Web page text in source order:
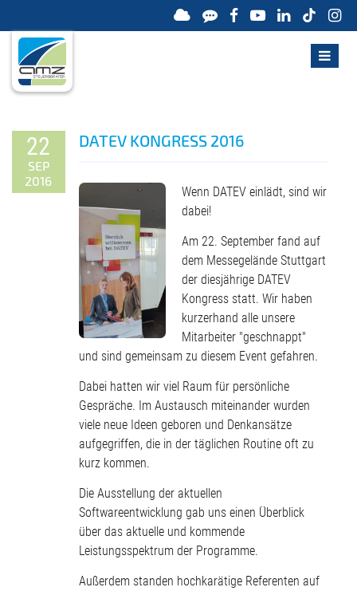
22
SEP
2016
DATEV KONGRESS 2016
Wenn DATEV einlädt, sind wir
dabei!
Am 22. September fand auf
dem Messegelände Stuttgart
der diesjährige DATEV
Kongress statt. Wir haben
kurzerhand alle unsere
Mitarbeiter "geschnappt"
und sind gemeinsam zu diesem Event gefahren.
Dabei hatten wir viel Raum für persönliche
Gespräche. Im Austausch miteinander wurden
viele neue Ideen geboren und Denkansätze
aufgegriffen, die in der täglichen Routine oft zu
kurz kommen.
Die Ausstellung der aktuellen
Softwareentwicklung gab uns einen Überblick
über das aktuelle und kommende
Leistungsspektrum der Programme.
Außerdem standen hochkarätige Referenten auf